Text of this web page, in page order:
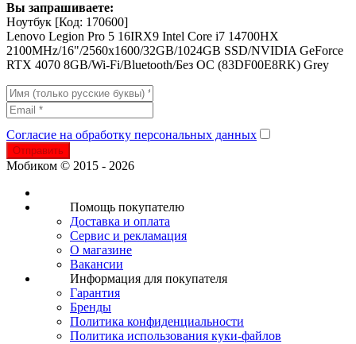
Вы запрашиваете:
Ноутбук [Код: 170600]
Lenovo Legion Pro 5 16IRX9 Intel Core i7 14700HX
2100MHz/16"/2560x1600/32GB/1024GB SSD/NVIDIA GeForce
RTX 4070 8GB/Wi-Fi/Bluetooth/Без ОС (83DF00E8RK) Grey
Согласие на обработку персональных данных
Отправить
Мобиком © 2015 - 2026
Помощь покупателю
Доставка и оплата
Сервис и рекламация
О магазине
Вакансии
Информация для покупателя
Гарантия
Бренды
Политика конфиденциальности
Политика использования куки-файлов